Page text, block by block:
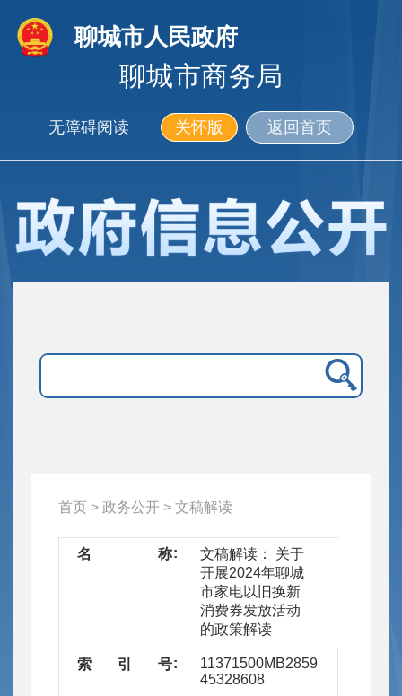
聊城市人民政府
聊城市商务局
无障碍阅读 关怀版 返回首页
首页 > 政务公开 > 文稿解读
名 称
文稿解读： 关于
开展2024年聊城
市家电以旧换新
消费券发放活动
的政策解读
索 引 号
11371500MB2859353G/2024-
45328608